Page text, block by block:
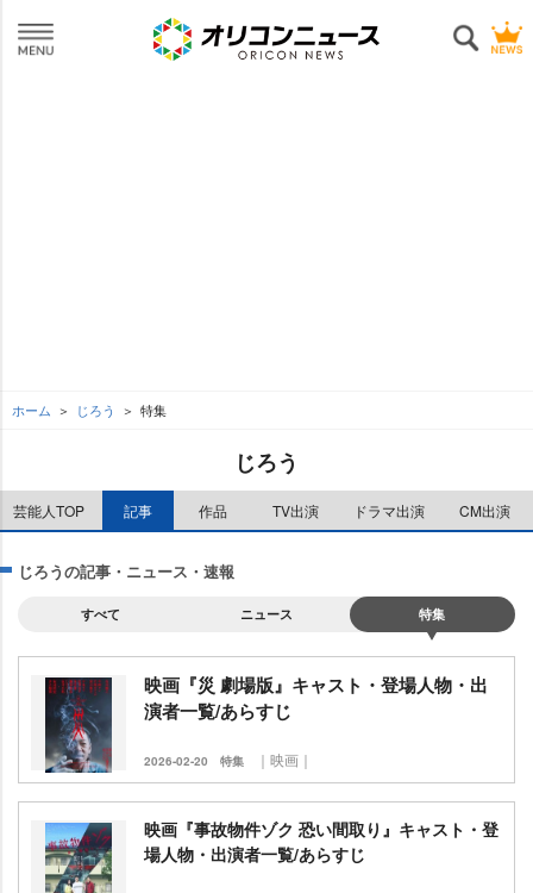
ホーム じろう 特集
じろう
芸能人TOP 記事 作品 TV出演 ドラマ出演 CM出演
じろうの記事・ニュース・速報
すべて ニュース 特集
映画『災 劇場版』キャスト・登場人物・出
演者一覧/あらすじ
2026-02-20 特集 ｜映画｜
映画『事故物件ゾク 恐い間取り』キャスト・登
場人物・出演者一覧/あらすじ